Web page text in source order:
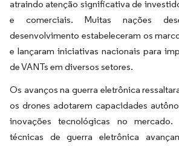
atraindo atenção significativa de
e comerciais. Muitas nações
desenvolvimento estabeleceram os
e lançaram iniciativas nacionais para
de VANTs em diversos setores.
Os avanços na guerra eletrônica
os drones adotarem capacidades
inovações tecnológicas no
técnicas de guerra eletrônica